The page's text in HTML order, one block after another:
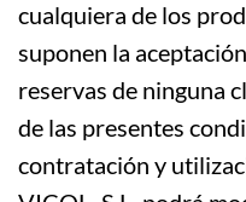
cualquiera de los
suponen la
reservas de ninguna
de las presentes
contratación y